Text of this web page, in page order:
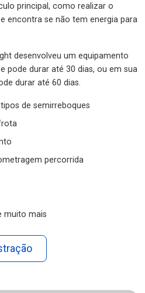
principal, como realizar o
encontra se não tem energia para
desenvolveu um equipamento
pode durar até 30 dias, ou em sua
durar até 60 dias.
de semirreboques
percorrida
muito mais